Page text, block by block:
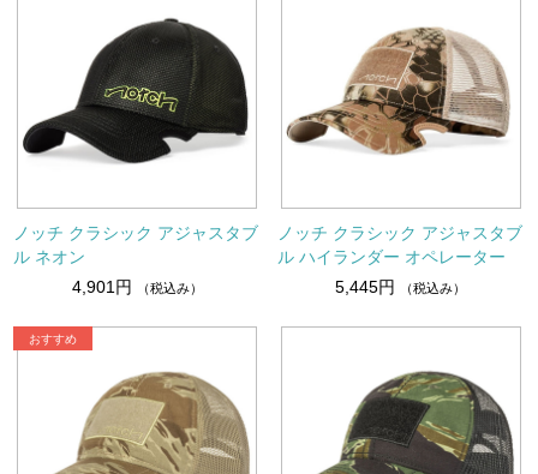
ノッチ クラシック アジャスタブ
ル ネオン
4,901円
（税込み）
ノッチ クラシック アジャスタブ
ル ハイランダー オペレーター
5,445円
（税込み）